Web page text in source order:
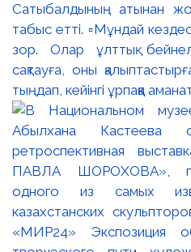
Сатыбалдының атынан
табыс етті. ▫️Мұндай
зор. Олар ұлттық
сақтауға, оны
тыңдап, кейінгі ұрпаққа